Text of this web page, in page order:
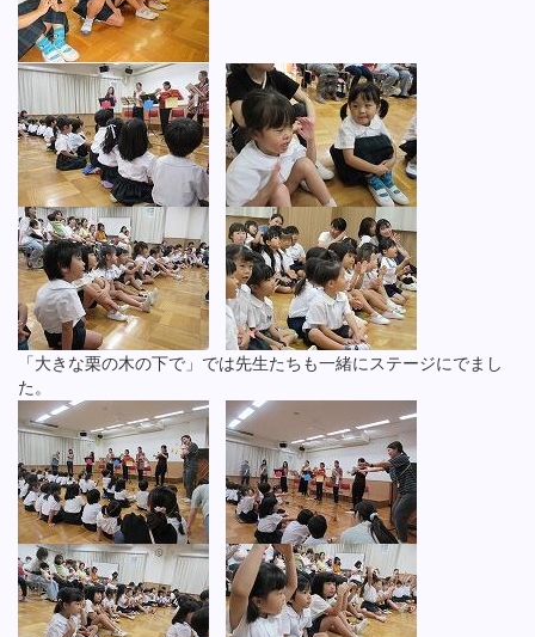
「大きな栗の木の下で」では先生たちも一緒にステージにでまし
た。